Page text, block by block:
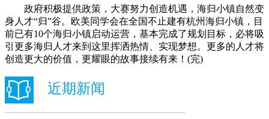
政府积极提供政策，大赛努力创造机遇，海归小镇自然变
身人才“归”谷。欧美同学会在全国不止建有杭州海归小镇，目
前已有10个海归小镇启动运营，基本完成了规划目标，必将吸
引更多海归人才来到这里挥洒热情、实现梦想。更多的人才将
创造更大的价值，更耀眼的故事接续有来！(完)